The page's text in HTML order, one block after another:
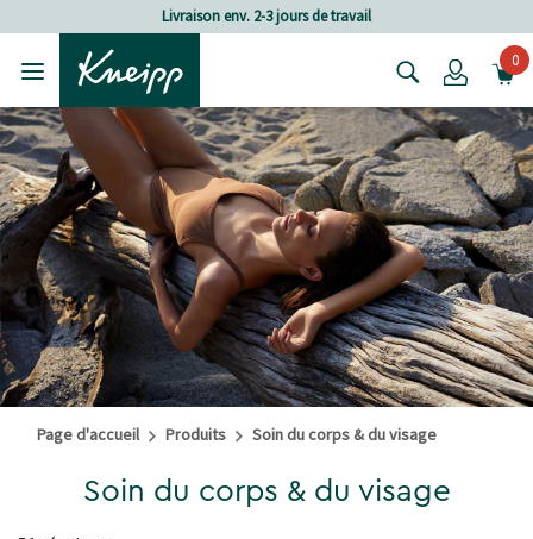
Passer au contenu principal
Passer au contenu du pied de page
Frais de port à partir de CHF 80.‒
Login0
Page d'accueil Produits Soin du corps & du visage
Soin du corps & du visage